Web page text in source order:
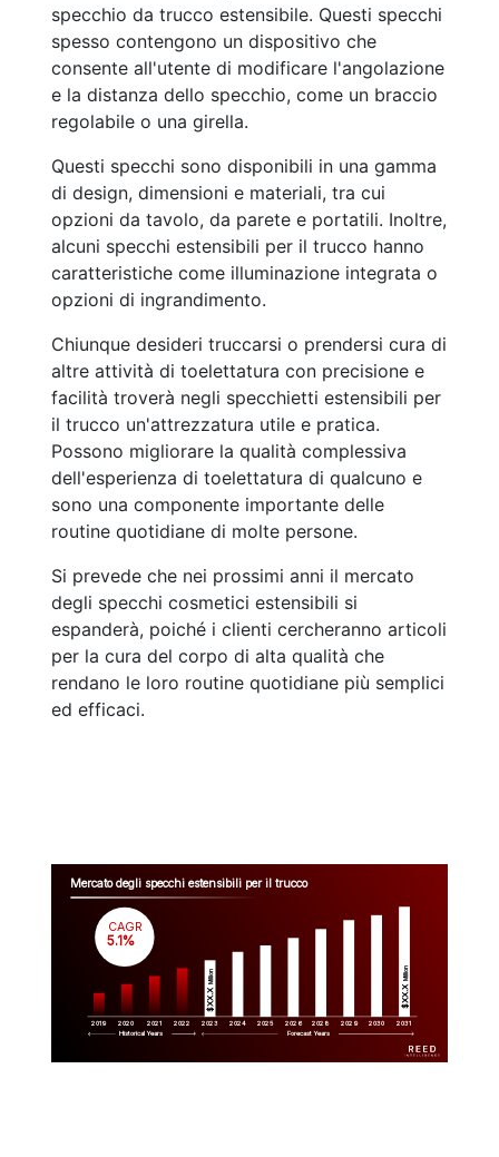
specchio da trucco estensibile. Questi specchi
spesso contengono un dispositivo che
consente all'utente di modificare l'angolazione
e la distanza dello specchio, come un braccio
regolabile o una girella.
Questi specchi sono disponibili in una gamma
di design, dimensioni e materiali, tra cui
opzioni da tavolo, da parete e portatili. Inoltre,
alcuni specchi estensibili per il trucco hanno
caratteristiche come illuminazione integrata o
opzioni di ingrandimento.
Chiunque desideri truccarsi o prendersi cura di
altre attività di toelettatura con precisione e
facilità troverà negli specchietti estensibili per
il trucco un'attrezzatura utile e pratica.
Possono migliorare la qualità complessiva
dell'esperienza di toelettatura di qualcuno e
sono una componente importante delle
routine quotidiane di molte persone.
Si prevede che nei prossimi anni il mercato
degli specchi cosmetici estensibili si
espanderà, poiché i clienti cercheranno articoli
per la cura del corpo di alta qualità che
rendano le loro routine quotidiane più semplici
ed efficaci.
Mercato degli specchi estensibili per il trucco
2019 2020 2021 2022 2023 2024 2025 2026 2028 2029 2030 2031
$XX.X
Million
$XX.X
Million
CAGR
5.1%
Historical Years Forecast Years